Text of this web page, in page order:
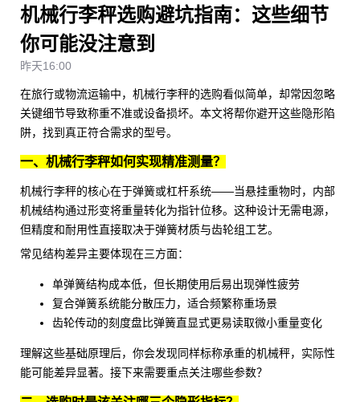
机械行李秤选购避坑指南：这些细节
你可能没注意到
昨天16:00
在旅行或物流运输中，机械行李秤的选购看似简单，却常因忽略
关键细节导致称重不准或设备损坏。本文将帮你避开这些隐形陷
阱，找到真正符合需求的型号。
一、机械行李秤如何实现精准测量？
机械行李秤的核心在于弹簧或杠杆系统——当悬挂重物时，内部
机械结构通过形变将重量转化为指针位移。这种设计无需电源，
但精度和耐用性直接取决于弹簧材质与齿轮组工艺。
常见结构差异主要体现在三方面：
单弹簧结构成本低，但长期使用后易出现弹性疲劳
复合弹簧系统能分散压力，适合频繁称重场景
齿轮传动的刻度盘比弹簧直显式更易读取微小重量变化
理解这些基础原理后，你会发现同样标称承重的机械秤，实际性
能可能差异显著。接下来需要重点关注哪些参数？